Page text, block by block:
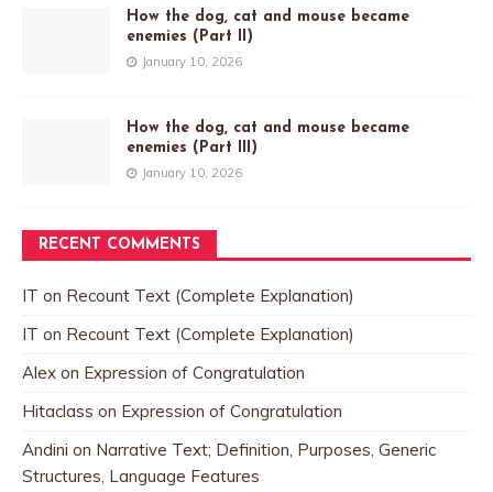
How the dog, cat and mouse became
enemies (Part II)
January 10, 2026
How the dog, cat and mouse became
enemies (Part III)
January 10, 2026
RECENT COMMENTS
IT on Recount Text (Complete Explanation)
IT on Recount Text (Complete Explanation)
Alex on Expression of Congratulation
Hitaclass on Expression of Congratulation
Andini on Narrative Text; Definition, Purposes, Generic
Structures, Language Features